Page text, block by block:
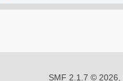
SMF 2.1.7 © 2026